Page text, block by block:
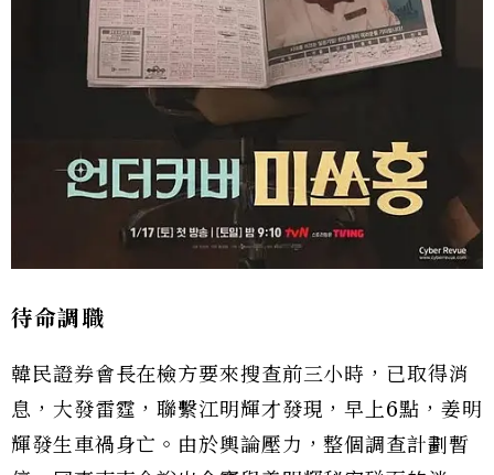
待命調職
韓民證券會長在檢方要來搜查前三小時，已取得消
息，大發雷霆，聯繫江明輝才發現，早上6點，姜明
輝發生車禍身亡。由於輿論壓力，整個調查計劃暫